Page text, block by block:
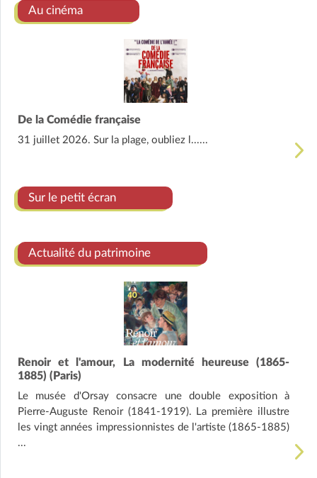
Au cinéma
De la Comédie française
31 juillet 2026. Sur la plage, oubliez l......
Sur le petit écran
Actualité du patrimoine
Renoir et l'amour, La modernité heureuse (1865-
1885) (Paris)
Le musée d'Orsay consacre une double exposition à
Pierre-Auguste Renoir (1841-1919). La première illustre
les vingt années impressionnistes de l'artiste (1865-1885)
...